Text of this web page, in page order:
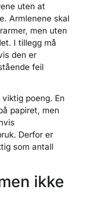
uten at
Armlenene skal
men uten
I tillegg må
den er
feil
poeng. En
papiret, men
Derfor er
som antall
ikke